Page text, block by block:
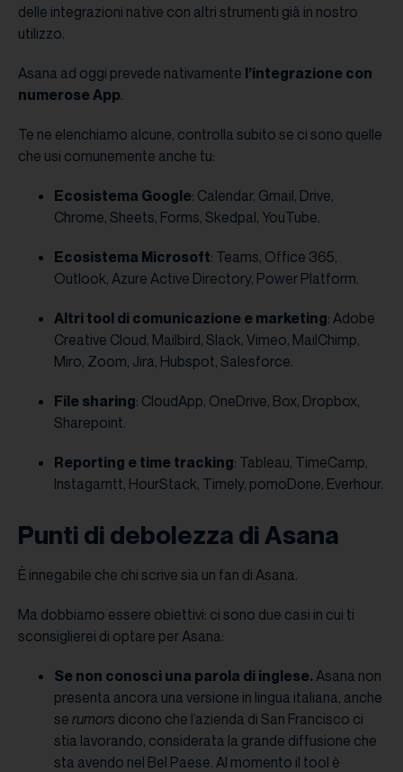
delle integrazioni native con altri strumenti già in nostro
utilizzo.
Asana ad oggi prevede nativamente l’integrazione con
numerose App.
Te ne elenchiamo alcune, controlla subito se ci sono quelle
che usi comunemente anche tu:
Ecosistema Google: Calendar, Gmail, Drive,
Chrome, Sheets, Forms, Skedpal, YouTube.
Ecosistema Microsoft: Teams, Office 365,
Outlook, Azure Active Directory, Power Platform.
Altri tool di comunicazione e marketing: Adobe
Creative Cloud, Mailbird, Slack, Vimeo, MailChimp,
Miro, Zoom, Jira, Hubspot, Salesforce.
File sharing: CloudApp, OneDrive, Box, Dropbox,
Sharepoint.
Reporting e time tracking: Tableau, TimeCamp,
Instagarntt, HourStack, Timely, pomoDone, Everhour.
Punti di debolezza di Asana
È innegabile che chi scrive sia un fan di Asana.
Ma dobbiamo essere obiettivi: ci sono due casi in cui ti
sconsiglierei di optare per Asana:
Se non conosci una parola di inglese. Asana non
presenta ancora una versione in lingua italiana, anche
se rumors dicono che l’azienda di San Francisco ci
stia lavorando, considerata la grande diffusione che
sta avendo nel Bel Paese. Al momento il tool è